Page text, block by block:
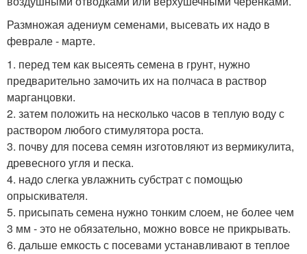
Размножая адениум семенами, высевать их надо в
феврале - марте.
1. перед тем как высеять семена в грунт, нужно
предварительно замочить их на полчаса в раствор
марганцовки.
2. затем положить на несколько часов в теплую воду с
раствором любого стимулятора роста.
3. почву для посева семян изготовляют из вермикулита,
древесного угля и песка.
4. надо слегка увлажнить субстрат с помощью
опрыскивателя.
5. присыпать семена нужно тонким слоем, не более чем
3 мм - это не обязательно, можно вовсе не прикрывать.
6. дальше емкость с посевами устанавливают в теплое